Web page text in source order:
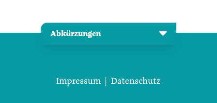
Abkürzungen
Impressum| Datenschutz